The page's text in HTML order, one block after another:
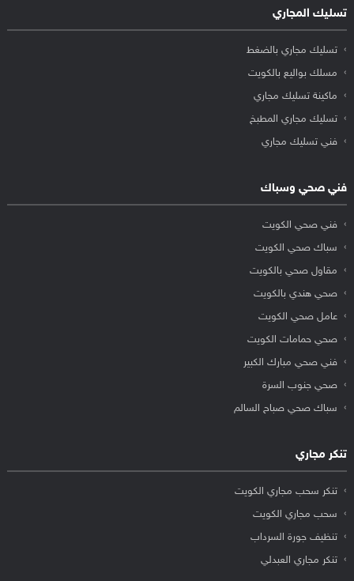
تسليك المجاري
تسليك مجاري بالضغط
مسلك بواليع بالكويت
ماكينة تسليك مجاري
تسليك مجاري المطبخ
فني تسليك مجاري
فني صحي وسباك
فني صحي الكويت
سباك صحي الكويت
مقاول صحي بالكويت
صحي هندي بالكويت
عامل صحي الكويت
صحي حمامات الكويت
فني صحي مبارك الكبير
صحي جنوب السرة
سباك صحي صباح السالم
تنكر مجاري
تنكر سحب مجاري الكويت
سحب مجاري الكويت
تنظيف جورة السرداب
تنكر مجاري العبدلي